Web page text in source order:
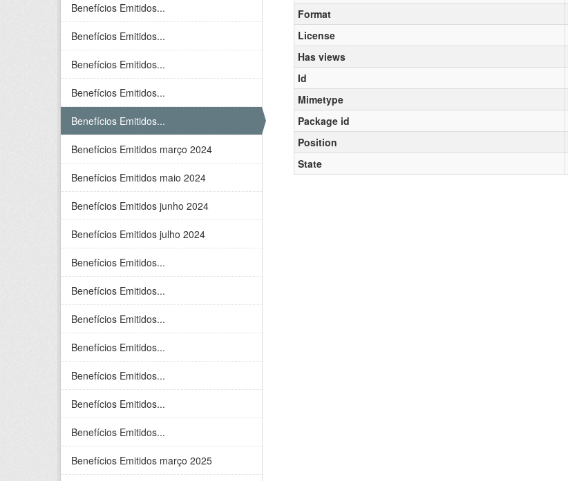
Benefícios Emitidos...
Benefícios Emitidos...
Benefícios Emitidos...
Benefícios Emitidos...
Benefícios Emitidos...
Benefícios Emitidos março 2024
Benefícios Emitidos maio 2024
Benefícios Emitidos junho 2024
Benefícios Emitidos julho 2024
Benefícios Emitidos...
Benefícios Emitidos...
Benefícios Emitidos...
Benefícios Emitidos...
Benefícios Emitidos...
Benefícios Emitidos...
Benefícios Emitidos...
Benefícios Emitidos março 2025
Format
License
Has views
Id
Mimetype
Package id
Position
State